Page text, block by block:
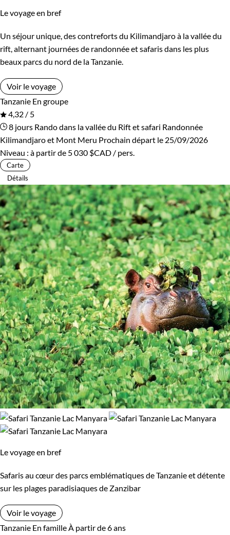
Le voyage en bref
Un séjour unique, des contreforts du Kilimandjaro à la vallée du
rift, alternant journées de randonnée et safaris dans les plus
beaux parcs du nord de la Tanzanie.
Voir le voyage
Tanzanie En groupe
4,32 / 5
8 jours Rando dans la vallée du Rift et safari Randonnée
Kilimandjaro et Mont Meru Prochain départ le 25/09/2026
Niveau : à partir de 5 030 $CAD / pers.
Carte
Détails
Le voyage en bref
Safaris au cœur des parcs emblématiques de Tanzanie et détente
sur les plages paradisiaques de Zanzibar
Voir le voyage
Tanzanie En famille À partir de 6 ans